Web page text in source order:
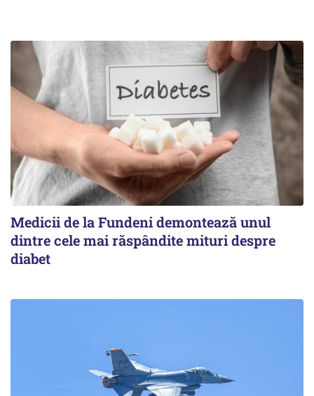
Medicii de la Fundeni demontează unul
dintre cele mai răspândite mituri despre
diabet